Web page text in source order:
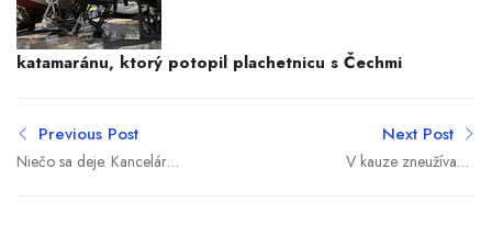
katamaránu, ktorý potopil plachetnicu s Čechmi
Previous Post
Niečo sa deje. Kancelár
Next Post
V kauze zneužívania